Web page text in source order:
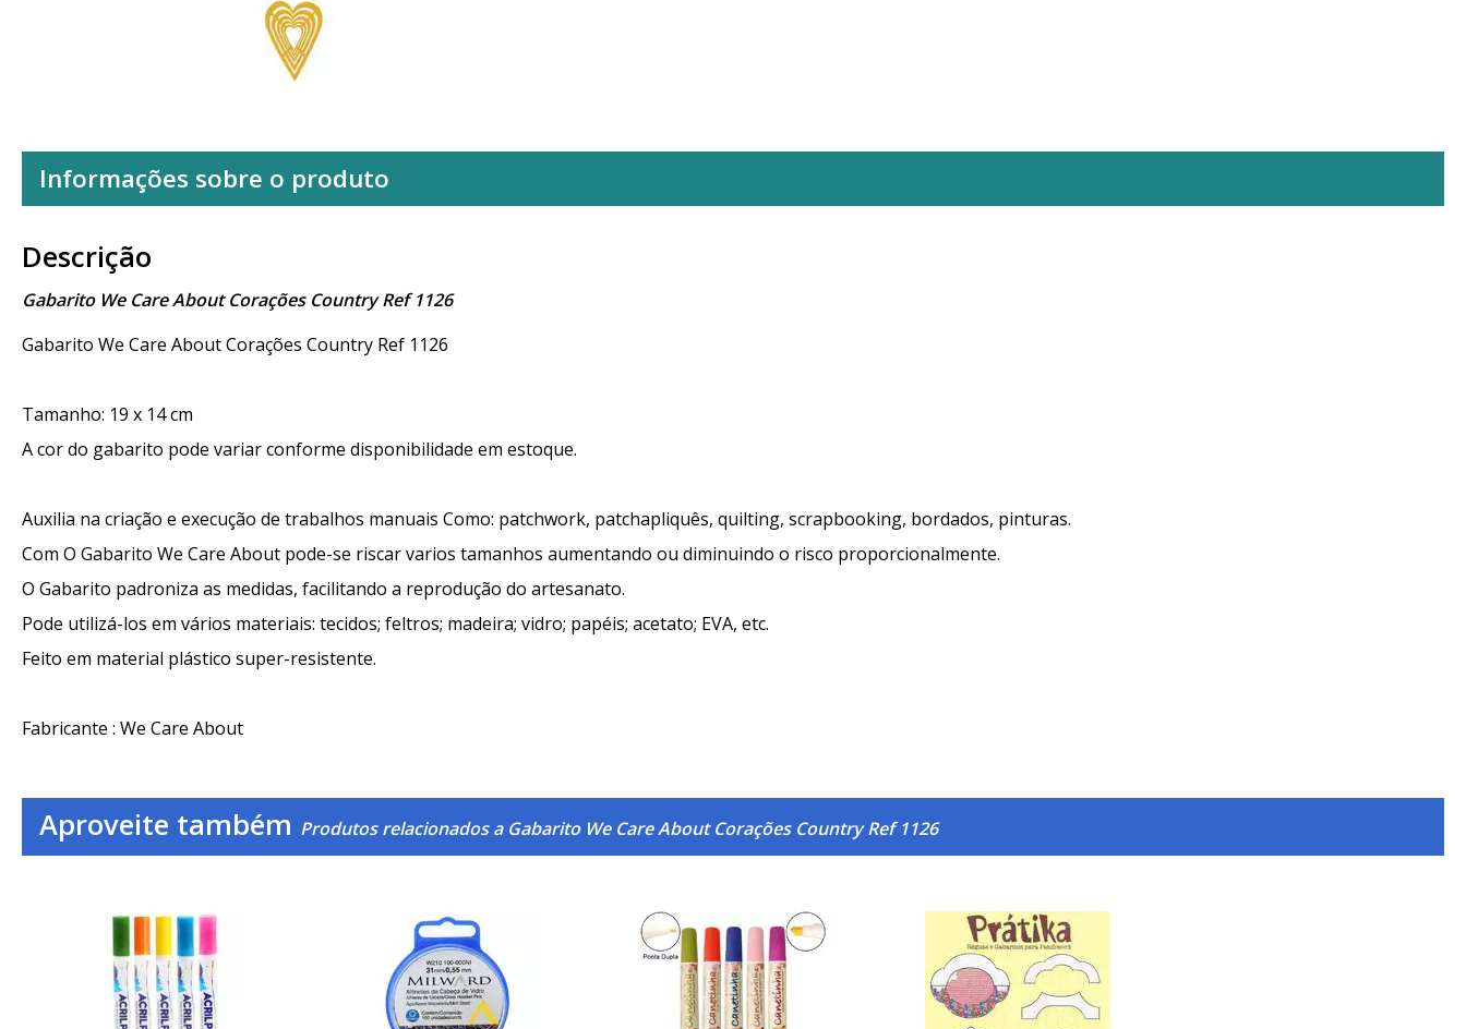
Informações sobre o produto
Descrição
Gabarito We Care About Corações Country Ref 1126
Gabarito We Care About Corações Country Ref 1126
Tamanho: 19 x 14 cm
A cor do gabarito pode variar conforme disponibilidade em estoque.
Auxilia na criação e execução de trabalhos manuais Como: patchwork, patchapliquês, quilting, scrapbooking, bordados, pinturas.
Com O Gabarito We Care About pode-se riscar varios tamanhos aumentando ou diminuindo o risco proporcionalmente.
O Gabarito padroniza as medidas, facilitando a reprodução do artesanato.
Pode utilizá-los em vários materiais: tecidos; feltros; madeira; vidro; papéis; acetato; EVA, etc.
Feito em material plástico super-resistente.
Fabricante : We Care About
Aproveite também Produtos relacionados a Gabarito We Care About Corações Country Ref 1126